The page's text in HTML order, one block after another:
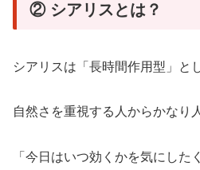
② シアリスとは？
シアリスは「長時間作用型」と
自然さを重視する人からかなり
「今日はいつ効くかを気にした